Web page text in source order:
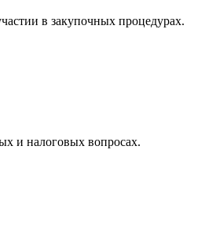
в закупочных процедурах.
и налоговых вопросах.